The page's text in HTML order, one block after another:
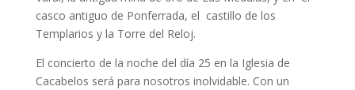
casco antiguo de Ponferrada, el castillo de los
Templarios y la Torre del Reloj.
El concierto de la noche del día 25 en la Iglesia de
Cacabelos será para nosotros inolvidable. Con un